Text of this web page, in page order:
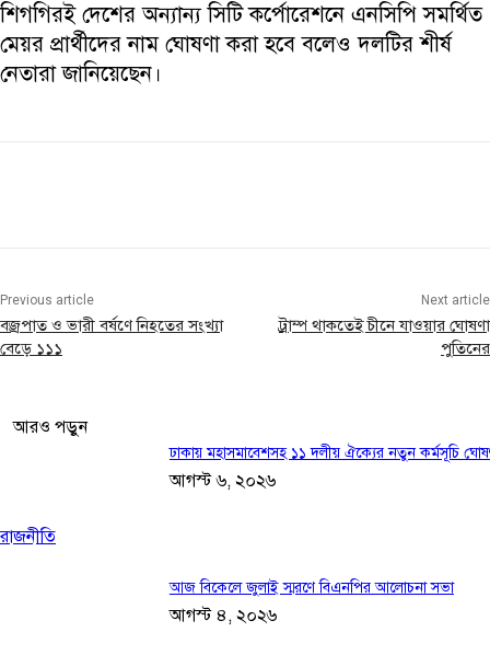
শিগগিরই দেশের অন্যান্য সিটি কর্পোরেশনে এনসিপি সমর্থিত
মেয়র প্রার্থীদের নাম ঘোষণা করা হবে বলেও দলটির শীর্ষ
নেতারা জানিয়েছেন।
Previous article
বজ্রপাত ও ভারী বর্ষণে নিহতের সংখ্যা
বেড়ে ১১১
Next article
ট্রাম্প থাকতেই চীনে যাওয়ার ঘোষণা
পুতিনের
আরও পড়ুন
রাজনীতি
ঢাকায় মহাসমাবেশসহ ১১ দলীয় ঐক্যের নতুন কর্মসূচি
আগস্ট ৬, ২০২৬
আজ বিকেলে জুলাই স্মরণে বিএনপির আলোচনা সভা
আগস্ট ৪, ২০২৬